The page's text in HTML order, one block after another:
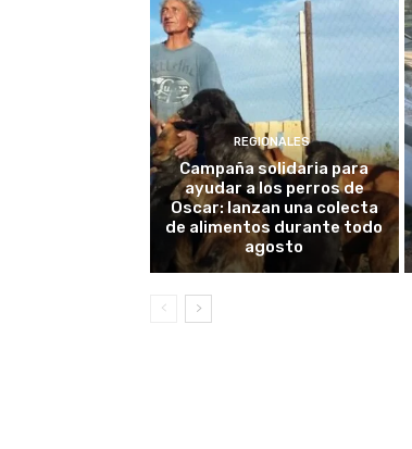
REGIONALES
Campaña solidaria para
ayudar a los perros de
Oscar: lanzan una colecta
de alimentos durante todo
agosto